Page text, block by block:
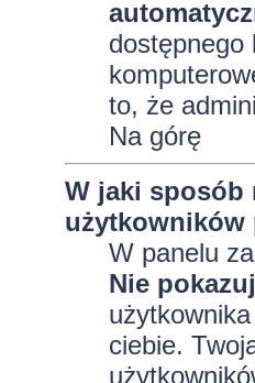
dostępnego
to, że
Na górę
W jaki sposób
użytkowników
W panelu
Nie
ciebie.